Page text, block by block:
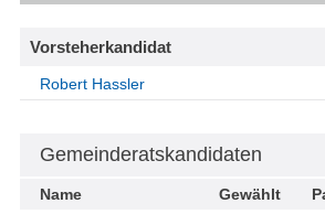
Vorsteherkandidat
Robert Hassler
Gemeinderatskandidaten
Name Gewählt